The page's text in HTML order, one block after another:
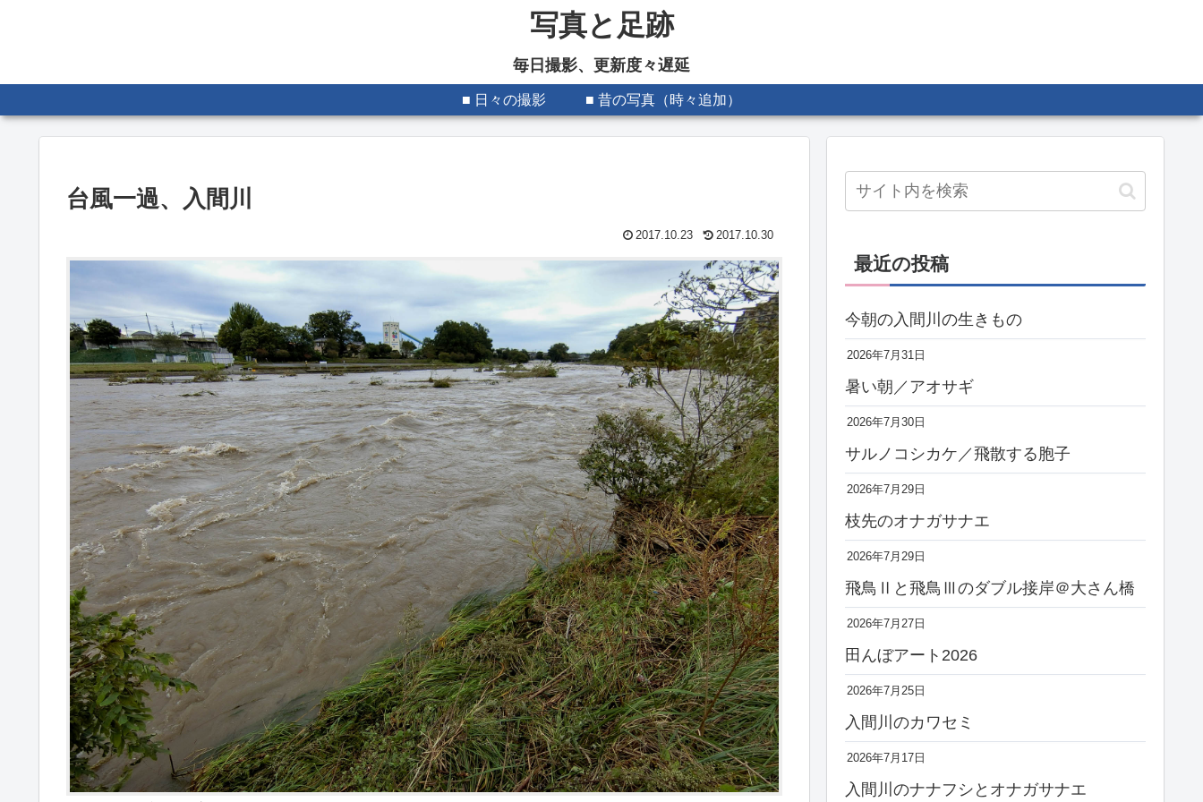
写真と足跡
毎日撮影、更新度々遅延
■ 日々の撮影 ■ 昔の写真（時々追加）
台風一過、入間川
2017.10.23 2017.10.30
最近の投稿
今朝の入間川の生きもの
2026年7月31日
暑い朝／アオサギ
2026年7月30日
サルノコシカケ／飛散する胞子
2026年7月29日
枝先のオナガサナエ
2026年7月29日
飛鳥Ⅱと飛鳥Ⅲのダブル接岸＠大さん橋
2026年7月27日
田んぼアート2026
2026年7月25日
入間川のカワセミ
2026年7月17日
入間川のナナフシとオナガサナエ